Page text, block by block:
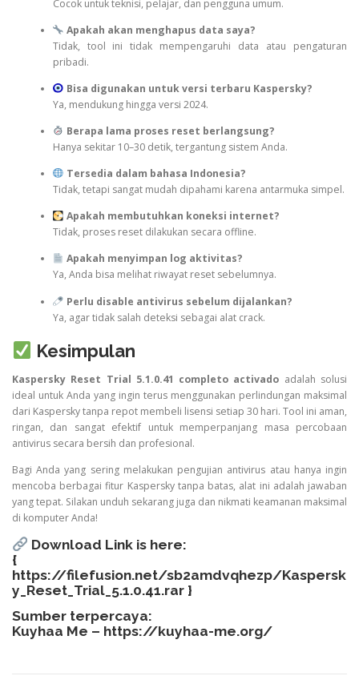
Cocok untuk teknisi, pelajar, dan pengguna umum.
Apakah akan menghapus data saya?
Tidak, tool ini tidak mempengaruhi data atau pengaturan
pribadi.
Bisa digunakan untuk versi terbaru Kaspersky?
Ya, mendukung hingga versi 2024.
Berapa lama proses reset berlangsung?
Hanya sekitar 10–30 detik, tergantung sistem Anda.
Tersedia dalam bahasa Indonesia?
Tidak, tetapi sangat mudah dipahami karena antarmuka simpel.
Apakah membutuhkan koneksi internet?
Tidak, proses reset dilakukan secara offline.
Apakah menyimpan log aktivitas?
Ya, Anda bisa melihat riwayat reset sebelumnya.
Perlu disable antivirus sebelum dijalankan?
Ya, agar tidak salah deteksi sebagai alat crack.
Kesimpulan
Kaspersky Reset Trial 5.1.0.41 completo activado adalah solusi
ideal untuk Anda yang ingin terus menggunakan perlindungan maksimal
dari Kaspersky tanpa repot membeli lisensi setiap 30 hari. Tool ini aman,
ringan, dan sangat efektif untuk memperpanjang masa percobaan
antivirus secara bersih dan profesional.
Bagi Anda yang sering melakukan pengujian antivirus atau hanya ingin
mencoba berbagai fitur Kaspersky tanpa batas, alat ini adalah jawaban
yang tepat. Silakan unduh sekarang juga dan nikmati keamanan maksimal
di komputer Anda!
Download Link is here:
{
https://filefusion.net/sb2amdvqhezp/Kaspersk
y_Reset_Trial_5.1.0.41.rar }
Sumber terpercaya:
Kuyhaa Me – https://kuyhaa-me.org/